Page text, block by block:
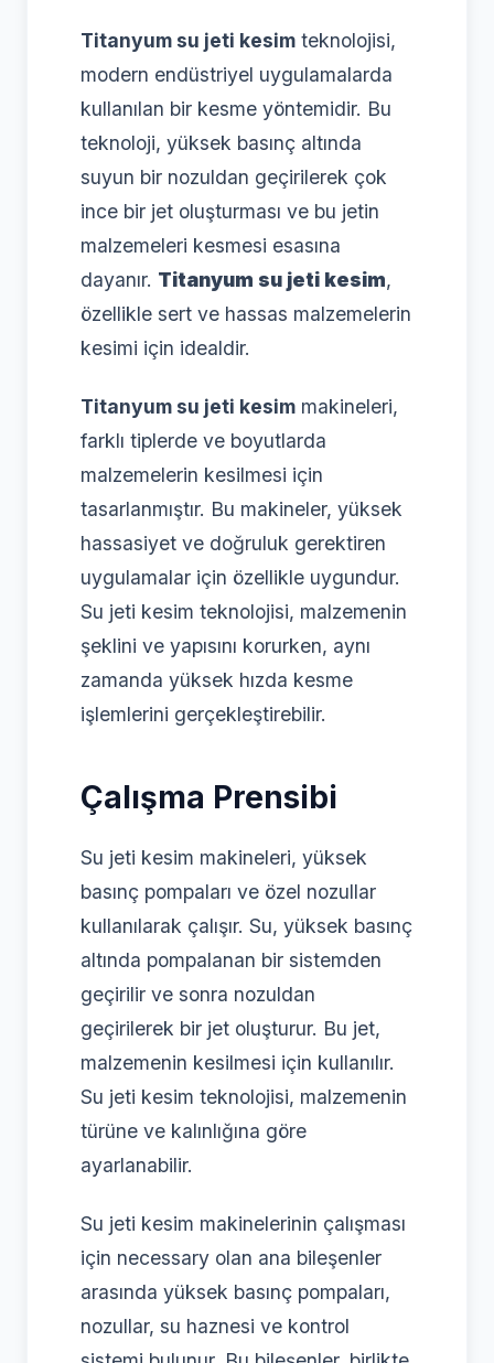
Titanyum su jeti kesim teknolojisi,
modern endüstriyel uygulamalarda
kullanılan bir kesme yöntemidir. Bu
teknoloji, yüksek basınç altında
suyun bir nozuldan geçirilerek çok
ince bir jet oluşturması ve bu jetin
malzemeleri kesmesi esasına
dayanır. Titanyum su jeti kesim,
özellikle sert ve hassas malzemelerin
kesimi için idealdir.
Titanyum su jeti kesim makineleri,
farklı tiplerde ve boyutlarda
malzemelerin kesilmesi için
tasarlanmıştır. Bu makineler, yüksek
hassasiyet ve doğruluk gerektiren
uygulamalar için özellikle uygundur.
Su jeti kesim teknolojisi, malzemenin
şeklini ve yapısını korurken, aynı
zamanda yüksek hızda kesme
işlemlerini gerçekleştirebilir.
Çalışma Prensibi
Su jeti kesim makineleri, yüksek
basınç pompaları ve özel nozullar
kullanılarak çalışır. Su, yüksek basınç
altında pompalanan bir sistemden
geçirilir ve sonra nozuldan
geçirilerek bir jet oluşturur. Bu jet,
malzemenin kesilmesi için kullanılır.
Su jeti kesim teknolojisi, malzemenin
türüne ve kalınlığına göre
ayarlanabilir.
Su jeti kesim makinelerinin çalışması
için necessary olan ana bileşenler
arasında yüksek basınç pompaları,
nozullar, su haznesi ve kontrol